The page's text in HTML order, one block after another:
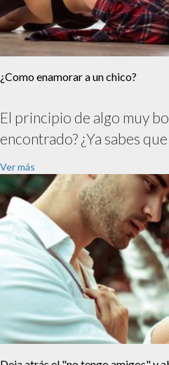
¿Como enamorar a un chico?
El principio de algo muy
encontrado? ¿Ya sabes que
Ver más